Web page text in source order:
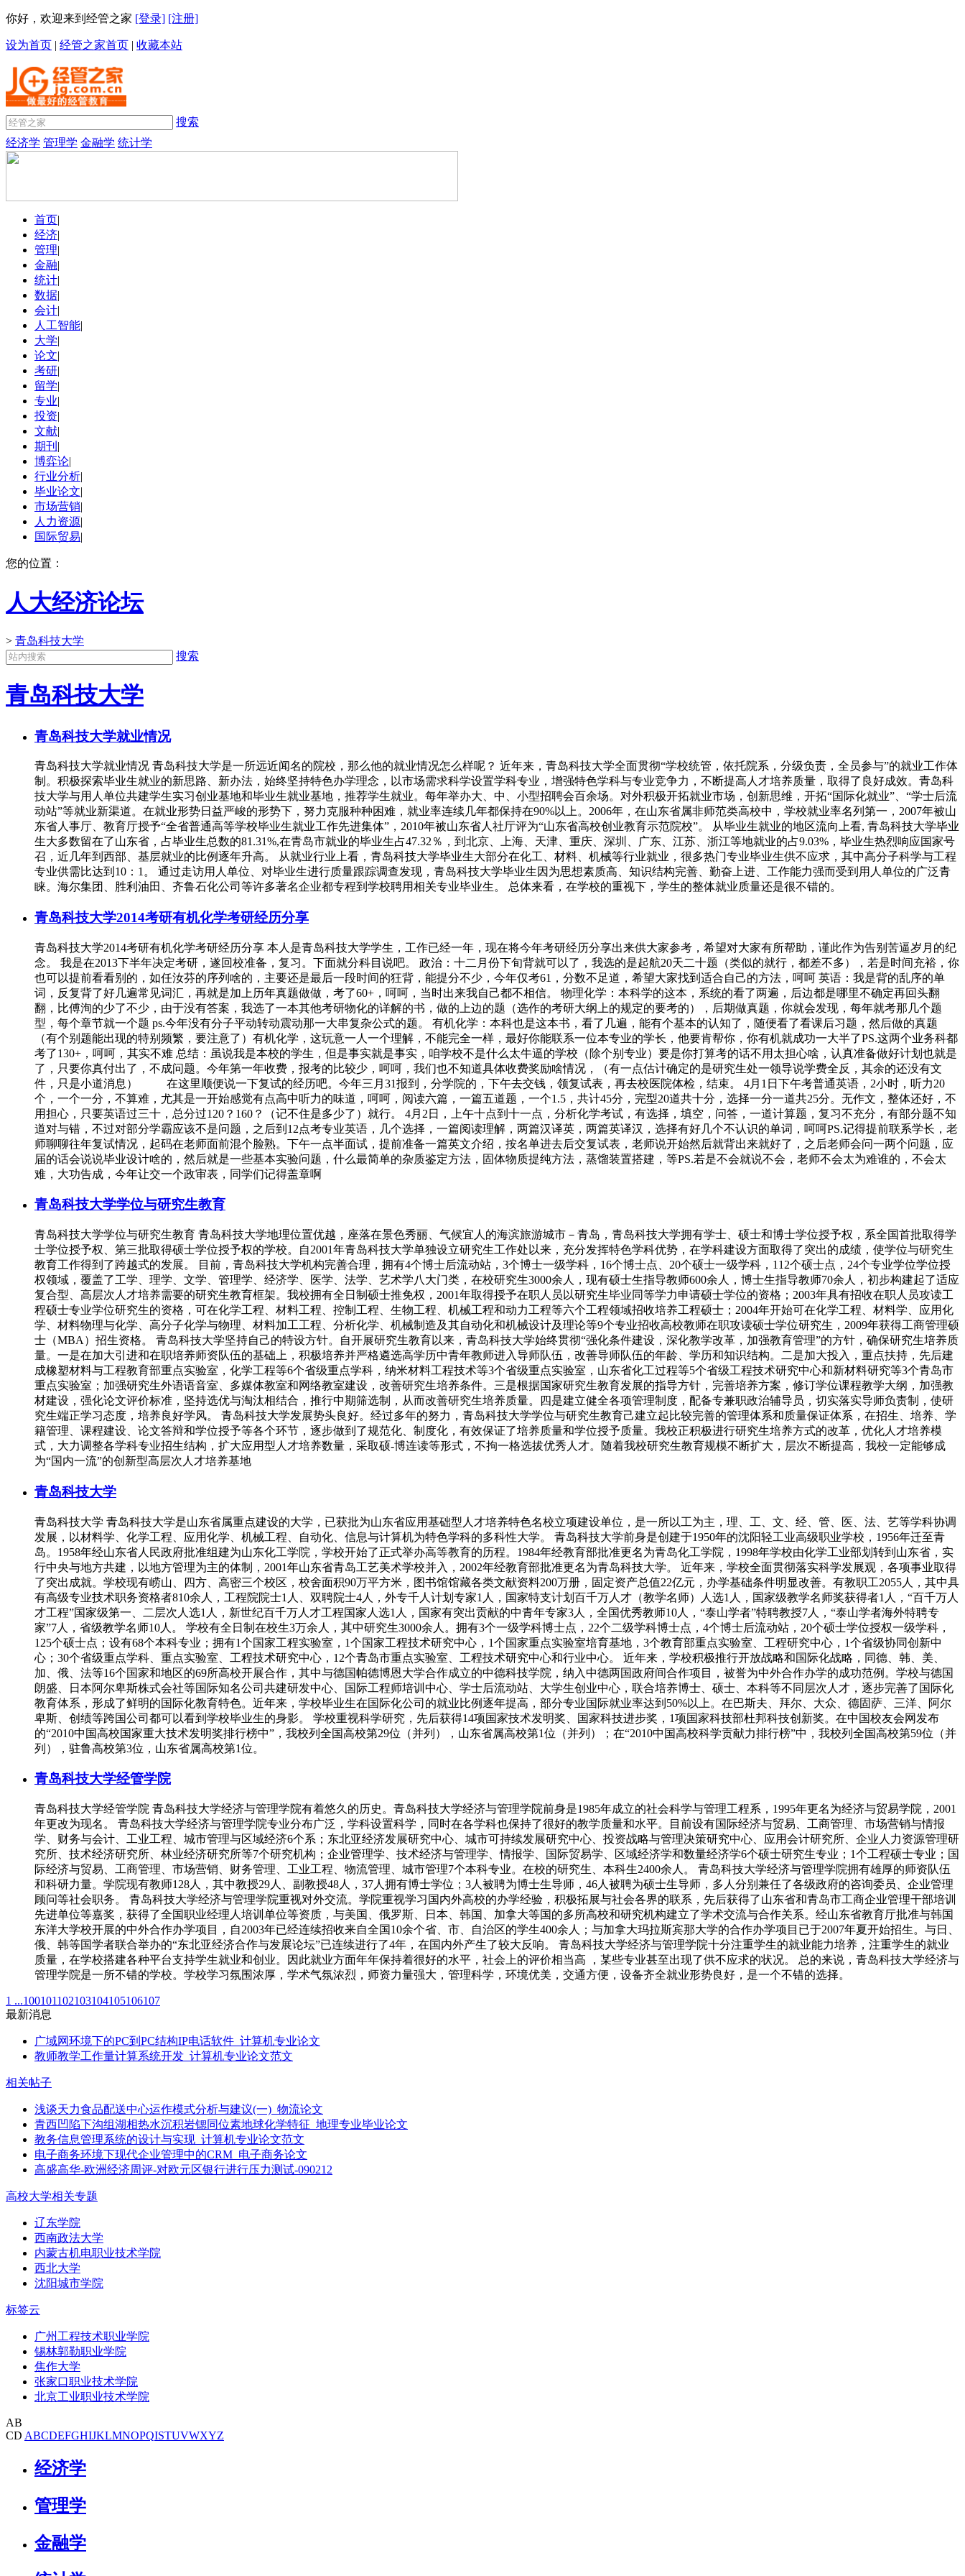
你好，欢迎来到经管之家 [登录] [注册]
设为首页 | 经管之家首页 | 收藏本站
搜索
经济学 管理学 金融学 统计学
首页|
经济|
管理|
金融|
统计|
数据|
会计|
人工智能|
大学|
论文|
考研|
留学|
专业|
投资|
文献|
期刊 |
博弈论|
行业分析|
毕业论文|
市场营销|
人力资源|
国际贸易|
您的位置：
人大经济论坛
> 青岛科技大学
搜索
青岛科技大学
青岛科技大学就业情况
青岛科技大学就业情况 青岛科技大学是一所远近闻名的院校，那么他的就业情况怎么样呢？ 近年来，青岛科技大学全面贯彻“学校统管，依托院系，分级负责，全员参与”的就业工作体
制。积极探索毕业生就业的新思路、新办法，始终坚持特色办学理念，以市场需求科学设置学科专业，增强特色学科与专业竞争力，不断提高人才培养质量，取得了良好成效。青岛科
技大学与用人单位共建学生实习创业基地和毕业生就业基地，推荐学生就业。每年举办大、中、小型招聘会百余场。对外积极开拓就业市场，创新思维，开拓“国际化就业”、“学士后流
动站”等就业新渠道。在就业形势日益严峻的形势下，努力克服种种困难，就业率连续几年都保持在90%以上。2006年，在山东省属非师范类高校中，学校就业率名列第一，2007年被山
东省人事厅、教育厅授予“全省普通高等学校毕业生就业工作先进集体”，2010年被山东省人社厅评为“山东省高校创业教育示范院校”。 从毕业生就业的地区流向上看, 青岛科技大学毕业
生大多数留在了山东省，占毕业生总数的81.31%,在青岛市就业的毕业生占47.32％，到北京、上海、天津、重庆、深圳、广东、江苏、浙江等地就业的占9.03%，毕业生热烈响应国家号
召，近几年到西部、基层就业的比例逐年升高。 从就业行业上看，青岛科技大学毕业生大部分在化工、材料、机械等行业就业，很多热门专业毕业生供不应求，其中高分子科学与工程
专业供需比达到10：1。 通过走访用人单位、对毕业生进行质量跟踪调查发现，青岛科技大学毕业生因为思想素质高、知识结构完善、勤奋上进、工作能力强而受到用人单位的广泛青
睐。海尔集团、胜利油田、齐鲁石化公司等许多著名企业都专程到学校聘用相关专业毕业生。 总体来看，在学校的重视下，学生的整体就业质量还是很不错的。
青岛科技大学2014考研有机化学考研经历分享
青岛科技大学2014考研有机化学考研经历分享 本人是青岛科技大学学生，工作已经一年，现在将今年考研经历分享出来供大家参考，希望对大家有所帮助，谨此作为告别苦逼岁月的纪
念。 我是在2013下半年决定考研，遂回校准备，复习。下面就分科目说吧。 政治：十二月份下旬背就可以了，我选的是起航20天二十题（类似的就行，都差不多），若是时间充裕，你
也可以提前看看别的，如任汝芬的序列啥的，主要还是最后一段时间的狂背，能提分不少，今年仅考61，分数不足道，希望大家找到适合自己的方法，呵呵 英语：我是背的乱序的单
词，反复背了好几遍常见词汇，再就是加上历年真题做做，考了60+，呵呵，当时出来我自己都不相信。 物理化学：本科学的这本，系统的看了两遍，后边都是哪里不确定再回头翻
翻，比傅洵的少了不少，由于没有答案，我选了一本其他考研物化的详解的书，做的上边的题（选作的考研大纲上的规定的要考的），后期做真题，你就会发现，每年就考那几个题
型，每个章节就一个题 ps.今年没有分子平动转动震动那一大串复杂公式的题。 有机化学：本科也是这本书，看了几遍，能有个基本的认知了，随便看了看课后习题，然后做的真题
（有个别题能出现的特别频繁，要注意了）有机化学，这玩意一人一个理解，不能完全一样，最好你能联系一位本专业的学长，他要肯帮你，你有机就成功一大半了PS.这两个业务科都
考了130+，呵呵，其实不难 总结：虽说我是本校的学生，但是事实就是事实，咱学校不是什么太牛逼的学校（除个别专业）要是你打算考的话不用太担心啥，认真准备做好计划也就是
了，只要你真付出了，不成问题。今年第一年收费，报考的比较少，呵呵，我们也不知道具体收费奖励啥情况，（有一点估计确定的是研究生处一领导说学费全反，其余的还没有文
件，只是小道消息） 在这里顺便说一下复试的经历吧。今年三月31报到，分学院的，下午去交钱，领复试表，再去校医院体检，结束。 4月1日下午考普通英语，2小时，听力20
个，一个一分，不算难，尤其是一开始感觉有点高中听力的味道，呵呵，阅读六篇，一篇五道题，一个1.5，共计45分，完型20道共十分，选择一分一道共25分。无作文，整体还好，不
用担心，只要英语过三十，总分过120？160？（记不住是多少了）就行。 4月2日，上午十点到十一点，分析化学考试，有选择，填空，问答，一道计算题，复习不充分，有部分题不知
道对与错，不过对部分学霸应该不是问题，之后到12点考专业英语，几个选择，一篇阅读理解，两篇汉译英，两篇英译汉，选择有好几个不认识的单词，呵呵PS.记得提前联系学长，老
师聊聊往年复试情况，起码在老师面前混个脸熟。下午一点半面试，提前准备一篇英文介绍，按名单进去后交复试表，老师说开始然后就背出来就好了，之后老师会问一两个问题，应
届的话会说说毕业设计啥的，然后就是一些基本实验问题，什么最简单的杂质鉴定方法，固体物质提纯方法，蒸馏装置搭建，等PS.若是不会就说不会，老师不会太为难谁的，不会太
难，大功告成，今年让交一个政审表，同学们记得盖章啊
青岛科技大学学位与研究生教育
青岛科技大学学位与研究生教育 青岛科技大学地理位置优越，座落在景色秀丽、气候宜人的海滨旅游城市－青岛，青岛科技大学拥有学士、硕士和博士学位授予权，系全国首批取得学
士学位授予权、第三批取得硕士学位授予权的学校。自2001年青岛科技大学单独设立研究生工作处以来，充分发挥特色学科优势，在学科建设方面取得了突出的成绩，使学位与研究生
教育工作得到了跨越式的发展。 目前，青岛科技大学机构完善合理，拥有4个博士后流动站，3个博士一级学科，16个博士点、20个硕士一级学科，112个硕士点，24个专业学位学位授
权领域，覆盖了工学、理学、文学、管理学、经济学、医学、法学、艺术学八大门类，在校研究生3000余人，现有硕士生指导教师600余人，博士生指导教师70余人，初步构建起了适应
复合型、高层次人才培养需要的研究生教育框架。我校拥有全日制硕士推免权，2001年取得授予在职人员以研究生毕业同等学力申请硕士学位的资格；2003年具有招收在职人员攻读工
程硕士专业学位研究生的资格，可在化学工程、材料工程、控制工程、生物工程、机械工程和动力工程等六个工程领域招收培养工程硕士；2004年开始可在化学工程、材料学、应用化
学、材料物理与化学、高分子化学与物理、材料加工工程、分析化学、机械制造及其自动化和机械设计及理论等9个专业招收高校教师在职攻读硕士学位研究生，2009年获得工商管理硕
士（MBA）招生资格。 青岛科技大学坚持自己的特设方针。自开展研究生教育以来，青岛科技大学始终贯彻“强化条件建设，深化教学改革，加强教育管理”的方针，确保研究生培养质
量。一是在加大引进和在职培养师资队伍的基础上，积极培养并严格遴选高学历中青年教师进入导师队伍，改善导师队伍的年龄、学历和知识结构。二是加大投入，重点扶持，先后建
成橡塑材料与工程教育部重点实验室，化学工程等6个省级重点学科，纳米材料工程技术等3个省级重点实验室，山东省化工过程等5个省级工程技术研究中心和新材料研究等3个青岛市
重点实验室；加强研究生外语语音室、多媒体教室和网络教室建设，改善研究生培养条件。三是根据国家研究生教育发展的指导方针，完善培养方案，修订学位课程教学大纲，加强教
材建设，强化论文评价标准，坚持选优与淘汰相结合，推行中期筛选制，从而改善研究生培养质量。四是建立健全各项管理制度，配备专兼职政治辅导员，切实落实导师负责制，使研
究生端正学习态度，培养良好学风。 青岛科技大学发展势头良好。经过多年的努力，青岛科技大学学位与研究生教育己建立起比较完善的管理体系和质量保证体系，在招生、培养、学
籍管理、课程建设、论文答辩和学位授予等各个环节，逐步做到了规范化、制度化，有效保证了培养质量和学位授予质量。我校正积极进行研究生培养方式的改革，优化人才培养模
式，大力调整各学科专业招生结构，扩大应用型人才培养数量，采取硕-博连读等形式，不拘一格选拔优秀人才。随着我校研究生教育规模不断扩大，层次不断提高，我校一定能够成
为“国内一流”的创新型高层次人才培养基地
青岛科技大学
青岛科技大学 青岛科技大学是山东省属重点建设的大学，已获批为山东省应用基础型人才培养特色名校立项建设单位，是一所以工为主，理、工、文、经、管、医、法、艺等学科协调
发展，以材料学、化学工程、应用化学、机械工程、自动化、信息与计算机为特色学科的多科性大学。 青岛科技大学前身是创建于1950年的沈阳轻工业高级职业学校，1956年迁至青
岛。1958年经山东省人民政府批准组建为山东化工学院，学校开始了正式举办高等教育的历程。1984年经教育部批准更名为青岛化工学院，1998年学校由化学工业部划转到山东省，实
行中央与地方共建，以地方管理为主的体制，2001年山东省青岛工艺美术学校并入，2002年经教育部批准更名为青岛科技大学。 近年来，学校全面贯彻落实科学发展观，各项事业取得
了突出成就。学校现有崂山、四方、高密三个校区，校舍面积90万平方米，图书馆馆藏各类文献资料200万册，固定资产总值22亿元，办学基础条件明显改善。有教职工2055人，其中具
有高级专业技术职务资格者810余人，工程院院士1人、双聘院士4人，外专千人计划专家1人，国家特支计划百千万人才（教学名师）人选1人，国家级教学名师奖获得者1人，“百千万人
才工程”国家级第一、二层次人选1人，新世纪百千万人才工程国家人选1人，国家有突出贡献的中青年专家3人，全国优秀教师10人，“泰山学者”特聘教授7人，“泰山学者海外特聘专
家”7人，省级教学名师10人。 学校有全日制在校生3万余人，其中研究生3000余人。拥有3个一级学科博士点，22个二级学科博士点，4个博士后流动站，20个硕士学位授权一级学科，
125个硕士点；设有68个本科专业；拥有1个国家工程实验室，1个国家工程技术研究中心，1个国家重点实验室培育基地，3个教育部重点实验室、工程研究中心，1个省级协同创新中
心；30个省级重点学科、重点实验室、工程技术研究中心，12个青岛市重点实验室、工程技术研究中心和行业中心。 近年来，学校积极推行开放战略和国际化战略，同德、韩、美、
加、俄、法等16个国家和地区的69所高校开展合作，其中与德国帕德博恩大学合作成立的中德科技学院，纳入中德两国政府间合作项目，被誉为中外合作办学的成功范例。学校与德国
朗盛、日本阿尔卑斯株式会社等国际知名公司共建研发中心、国际工程师培训中心、学士后流动站、大学生创业中心，联合培养博士、硕士、本科等不同层次人才，逐步完善了国际化
教育体系，形成了鲜明的国际化教育特色。近年来，学校毕业生在国际化公司的就业比例逐年提高，部分专业国际就业率达到50%以上。在巴斯夫、拜尔、大众、德固萨、三洋、阿尔
卑斯、创绩等跨国公司都可以看到学校毕业生的身影。 学校重视科学研究，先后获得14项国家技术发明奖、国家科技进步奖，1项国家科技部杜邦科技创新奖。在中国校友会网发布
的“2010中国高校国家重大技术发明奖排行榜中”，我校列全国高校第29位（并列），山东省属高校第1位（并列）；在“2010中国高校科学贡献力排行榜”中，我校列全国高校第59位（并
列），驻鲁高校第3位，山东省属高校第1位。
青岛科技大学经管学院
青岛科技大学经管学院 青岛科技大学经济与管理学院有着悠久的历史。青岛科技大学经济与管理学院前身是1985年成立的社会科学与管理工程系，1995年更名为经济与贸易学院，2001
年更改为现名。 青岛科技大学经济与管理学院专业分布广泛，学科设置科学，同时在各学科也保持了很好的教学质量和水平。目前设有国际经济与贸易、工商管理、市场营销与情报
学、财务与会计、工业工程、城市管理与区域经济6个系；东北亚经济发展研究中心、城市可持续发展研究中心、投资战略与管理决策研究中心、应用会计研究所、企业人力资源管理研
究所、技术经济研究所、林业经济研究所等7个研究机构；企业管理学、技术经济与管理学、情报学、国际贸易学、区域经济学和数量经济学6个硕士研究生专业；1个工程硕士专业；国
际经济与贸易、工商管理、市场营销、财务管理、工业工程、物流管理、城市管理7个本科专业。在校的研究生、本科生2400余人。 青岛科技大学经济与管理学院拥有雄厚的师资队伍
和科研力量。学院现有教师128人，其中教授29人、副教授48人，37人拥有博士学位；3人被聘为博士生导师，46人被聘为硕士生导师，多人分别兼任了各级政府的咨询委员、企业管理
顾问等社会职务。 青岛科技大学经济与管理学院重视对外交流。学院重视学习国内外高校的办学经验，积极拓展与社会各界的联系，先后获得了山东省和青岛市工商企业管理干部培训
先进单位等嘉奖，获得了全国职业经理人培训单位等资质，与美国、俄罗斯、日本、韩国、加拿大等国的多所高校和研究机构建立了学术交流与合作关系。经山东省教育厅批准与韩国
东洋大学校开展的中外合作办学项目，自2003年已经连续招收来自全国10余个省、市、自治区的学生400余人；与加拿大玛拉斯宾那大学的合作办学项目已于2007年夏开始招生。与日、
俄、韩等国学者联合举办的“东北亚经济合作与发展论坛”已连续进行了4年，在国内外产生了较大反响。 青岛科技大学经济与管理学院十分注重学生的就业能力培养，注重学生的就业
质量，在学校搭建各种平台支持学生就业和创业。因此就业方面年年保持着很好的水平，社会上的评价相当高 ，某些专业甚至出现了供不应求的状况。 总的来说，青岛科技大学经济与
管理学院是一所不错的学校。学校学习氛围浓厚，学术气氛浓烈，师资力量强大，管理科学，环境优美，交通方便，设备齐全就业形势良好，是一个不错的选择。
1 ...100101102103104105106107
最新消息
广域网环境下的PC到PC结构IP电话软件_计算机专业论文
教师教学工作量计算系统开发_计算机专业论文范文
相关帖子
浅谈天力食品配送中心运作模式分析与建议(一)_物流论文
青西凹陷下沟组湖相热水沉积岩锶同位素地球化学特征_地理专业毕业论文
教务信息管理系统的设计与实现_计算机专业论文范文
电子商务环境下现代企业管理中的CRM_电子商务论文
高盛高华-欧洲经济周评-对欧元区银行进行压力测试-090212
高校大学相关专题
辽东学院
西南政法大学
内蒙古机电职业技术学院
西北大学
沈阳城市学院
标签云
广州工程技术职业学院
锡林郭勒职业学院
焦作大学
张家口职业技术学院
北京工业职业技术学院
AB
CD ABCDEFGHIJKLMNOPQISTUVWXYZ
经济学
管理学
金融学